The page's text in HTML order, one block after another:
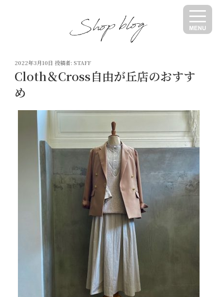
投
稿
日:
2022年3月10日 投稿者: STAFF
Cloth＆Cross自由が丘店のおすす
め